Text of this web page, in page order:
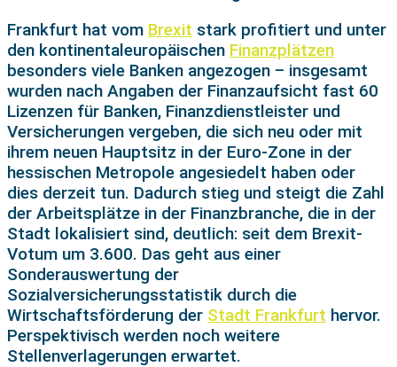
Frankfurt hat vom Brexit stark profitiert und unter
den kontinentaleuropäischen Finanzplätzen
besonders viele Banken angezogen – insgesamt
wurden nach Angaben der Finanzaufsicht fast 60
Lizenzen für Banken, Finanzdienstleister und
Versicherungen vergeben, die sich neu oder mit
ihrem neuen Hauptsitz in der Euro-Zone in der
hessischen Metropole angesiedelt haben oder
dies derzeit tun. Dadurch stieg und steigt die Zahl
der Arbeitsplätze in der Finanzbranche, die in der
Stadt lokalisiert sind, deutlich: seit dem Brexit-
Votum um 3.600. Das geht aus einer
Sonderauswertung der
Sozialversicherungsstatistik durch die
Wirtschaftsförderung der Stadt Frankfurt hervor.
Perspektivisch werden noch weitere
Stellenverlagerungen erwartet.